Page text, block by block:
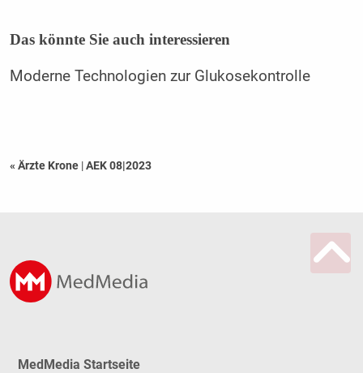
Das könnte Sie auch interessieren
Moderne Technologien zur Glukosekontrolle
« Ärzte Krone |AEK 08|2023
MedMedia Startseite